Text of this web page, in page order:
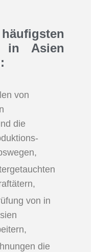
in Asien
von
die
von in
die